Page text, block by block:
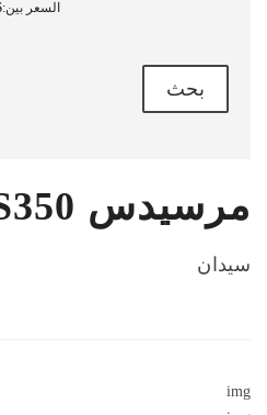
السعر بين:
بحث
S350 مرسيدس
سيدان